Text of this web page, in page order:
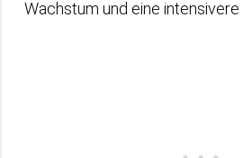
Wachstum und eine intensivere